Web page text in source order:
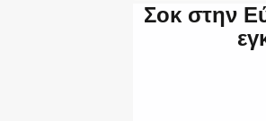
Σοκ στην